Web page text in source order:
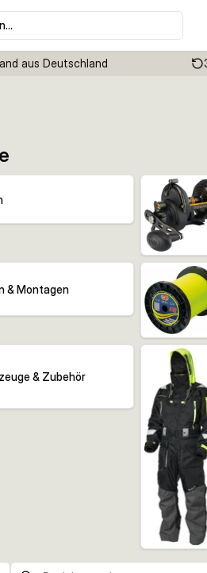
aus Deutschland
& Montagen
& Zubehör